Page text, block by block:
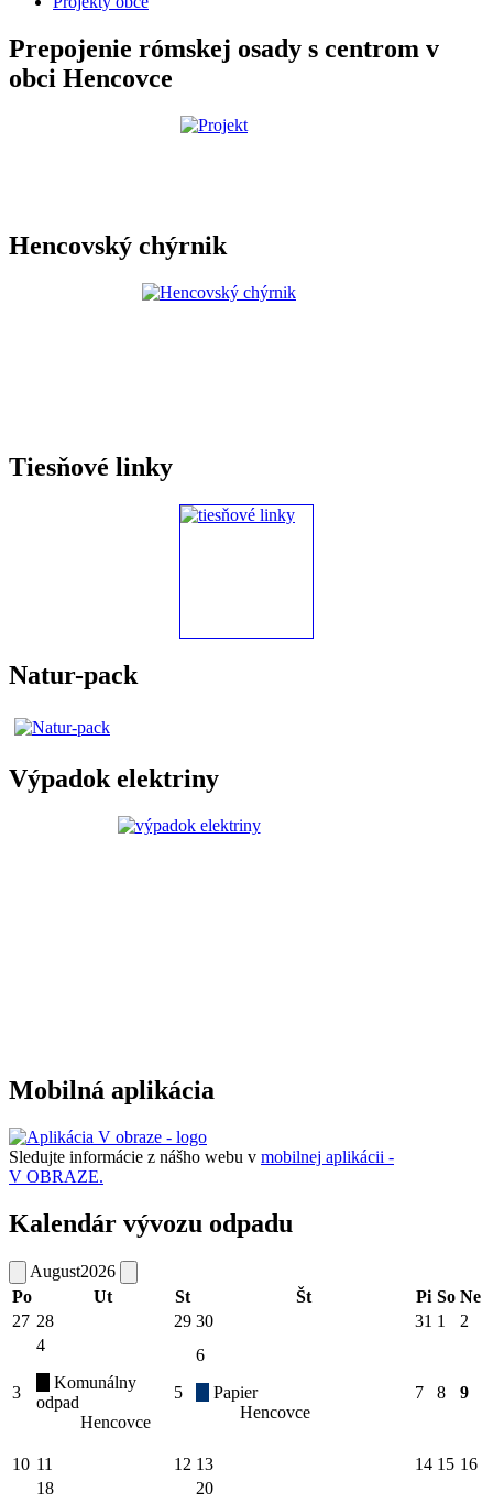
Prepojenie rómskej osady s centrom v
obci Hencovce
Hencovský chýrnik
Tiesňové linky
Natur-pack
Výpadok elektriny
Mobilná aplikácia
Sledujte informácie z nášho webu v mobilnej aplikácii -
V OBRAZE.
Kalendár vývozu odpadu
August2026
Po
Ut St Št Pi So Ne
27 28 29 30 31 1 2
3
4
Komunálny
odpad
Hencovce
5
6
Papier
Hencovce
7 8 9
10 11 12 13 14 15 16
18
20